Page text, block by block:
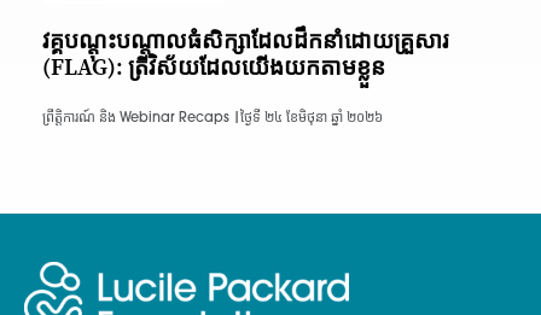
វគ្គបណ្តុះបណ្តាលធំសិក្សាដែលដឹកនាំដោយគ្រួសារ
(FLAG): ត្រីវិស័យដែលយើងយកតាមខ្លួន
ព្រឹត្តិការណ៍ និង Webinar Recaps | ថ្ងៃទី ២៤ ខែមិថុនា ឆ្នាំ ២០២៦